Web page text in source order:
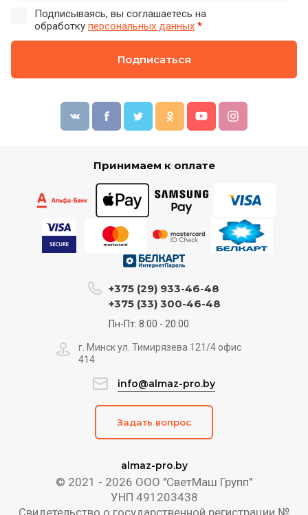
Подписываясь, вы соглашаетесь на
обработку персональных данных *
Подписаться
Принимаем к оплате
almaz-pro.by
© 2021 - 2026 ООО "СветМаш Групп"
УНП 491203438
Свидетельство о государственной регистрации №
+375 (29) 933-46-48
+375 (33) 300-46-48
Пн-Пт: 8:00 - 20:00
г. Минск ул. Тимирязева 121/4 офис
414
info@almaz-pro.by
Задать вопрос